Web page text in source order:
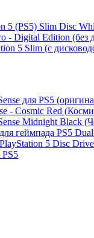
5 (PS5) Slim Disc
- Digital Edition
5 Slim (с
для PS5
- Cosmic Red
Midnight Black
геймпада PS5
5 Disc
PS5